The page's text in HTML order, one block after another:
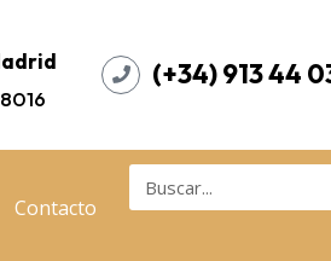
(+34) 913 44
Contacto